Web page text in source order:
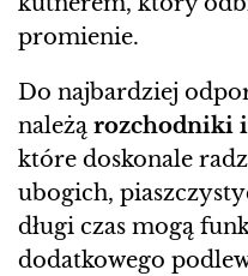
promienie.
Do najbardziej
należą rozchodniki
które doskonale
ubogich,
długi czas mogą
dodatkowego